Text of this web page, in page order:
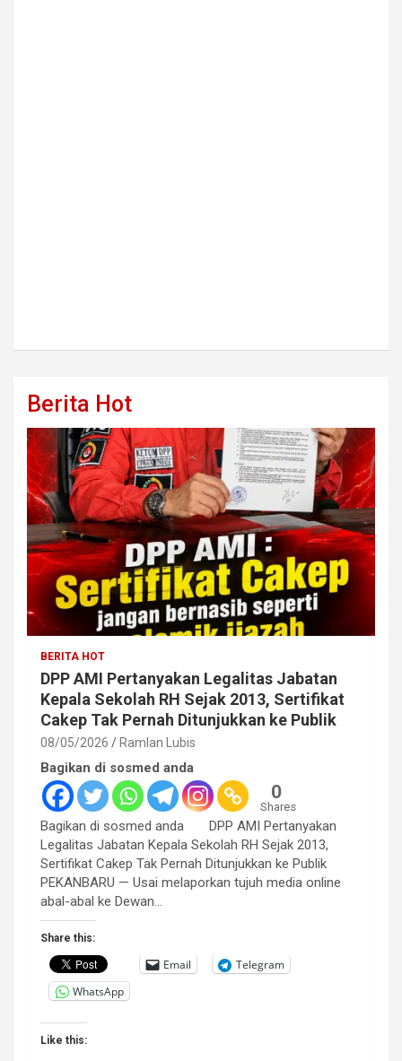
Berita Hot
BERITA HOT
DPP AMI Pertanyakan Legalitas Jabatan
Kepala Sekolah RH Sejak 2013, Sertifikat
Cakep Tak Pernah Ditunjukkan ke Publik
08/05/2026 Ramlan Lubis
Bagikan di sosmed anda
0
Shares
Bagikan di sosmed anda DPP AMI Pertanyakan
Legalitas Jabatan Kepala Sekolah RH Sejak 2013,
Sertifikat Cakep Tak Pernah Ditunjukkan ke Publik
PEKANBARU — Usai melaporkan tujuh media online
abal-abal ke Dewan…
Share this:
Email
Telegram
WhatsApp
Like this: